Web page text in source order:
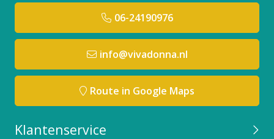
06-24190976
info@vivadonna.nl
Route in Google Maps
Klantenservice